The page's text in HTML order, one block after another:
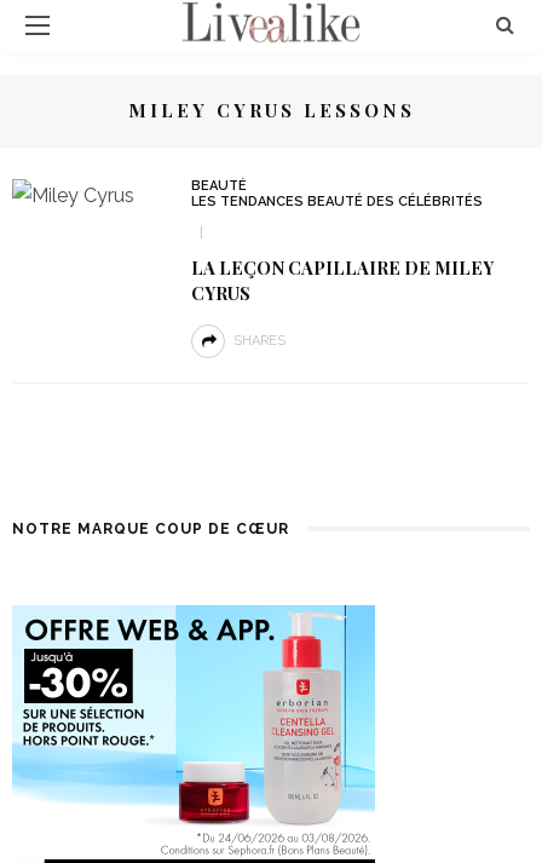
MILEY CYRUS LESSONS
BEAUTÉ
LES TENDANCES BEAUTÉ DES CÉLÉBRITÉS
LA LEÇON CAPILLAIRE DE MILEY
CYRUS
SHARES
NOTRE MARQUE COUP DE CŒUR